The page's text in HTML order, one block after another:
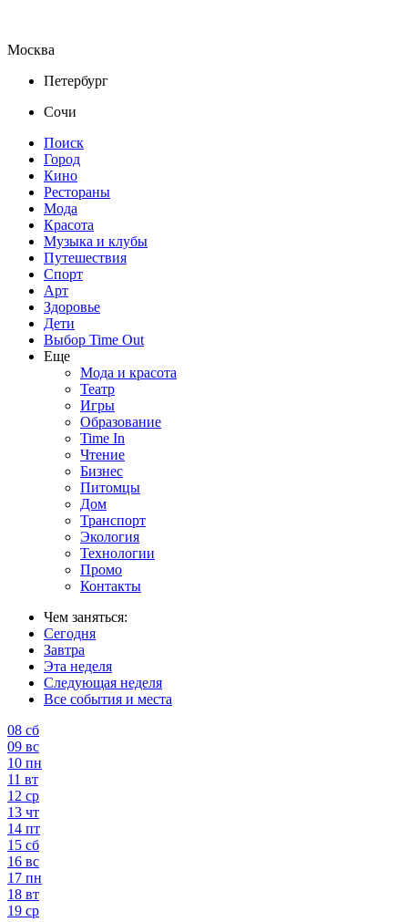
Москва
Петербург
Сочи
Поиск
Город
Кино
Рестораны
Мода
Красота
Музыка и клубы
Путешествия
Спорт
Арт
Здоровье
Дети
Выбор Time Out
Еще
Мода и красота
Театр
Игры
Образование
Time In
Чтение
Бизнес
Питомцы
Дом
Транспорт
Экология
Технологии
Промо
Контакты
Чем заняться:
Сегодня
Завтра
Эта неделя
Следующая неделя
Все события и места
08 сб
09 вс
10 пн
11 вт
12 ср
13 чт
14 пт
15 сб
16 вс
17 пн
18 вт
19 ср